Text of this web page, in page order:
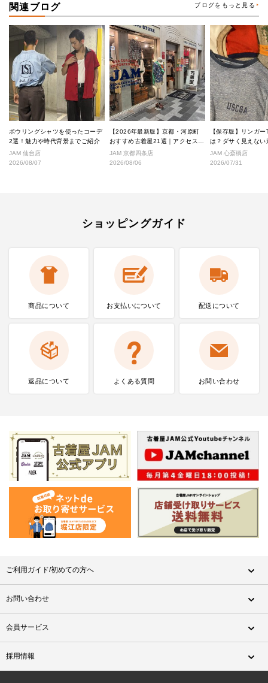
関連ブログ ブログをもっと見る
ボウリングシャツを使ったコーデ
2選！魅力や時代背景までご紹介
JAM 仙台店
2026/08/07
【2026年最新版】京都・河原町
おすすめ古着屋21選｜アクセス良
好な絶対行くべきショップ厳選！
JAM 京都四条店
2026/08/06
【保存版】リンガ
は？ダサく見えない
なし完全ガイド
JAM 心斎橋店
2026/07/31
ショッピングガイド
商品について お支払いについて 配送について
返品について よくある質問 お問い合わせ
ご利用ガイド/初めての方へ
お問い合わせ
会員サービス
採用情報